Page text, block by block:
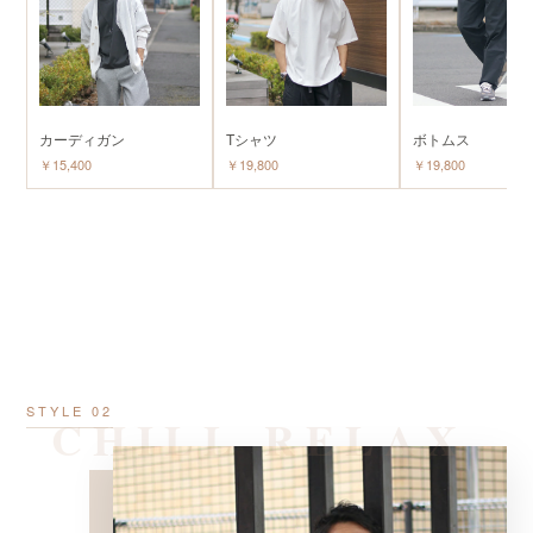
カーディガン
￥15,400
Tシャツ
￥19,800
ボトムス
￥19,800
CHILL RELAX